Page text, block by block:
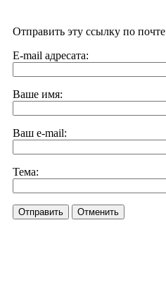
Отправить эту ссылку по почте
E-mail адресата:
Ваше имя:
Ваш e-mail:
Тема:
Отправить Отменить